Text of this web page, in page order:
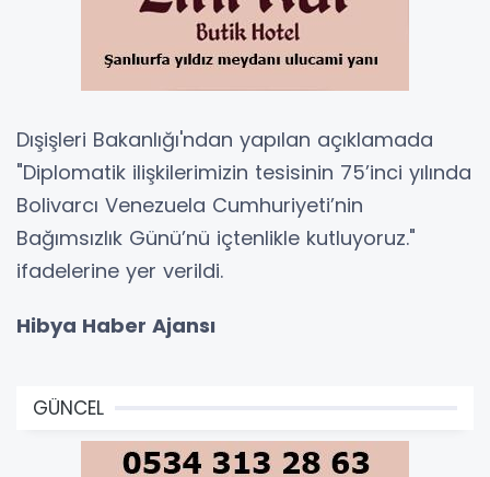
Dışişleri Bakanlığı'ndan yapılan açıklamada
"Diplomatik ilişkilerimizin tesisinin 75’inci yılında
Bolivarcı Venezuela Cumhuriyeti’nin
Bağımsızlık Günü’nü içtenlikle kutluyoruz."
ifadelerine yer verildi.
Hibya Haber Ajansı
GÜNCEL